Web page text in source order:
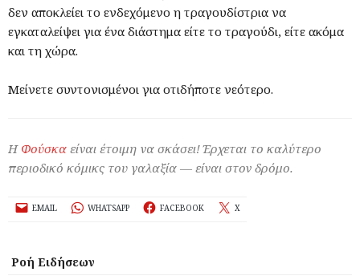
δεν αποκλείει το ενδεχόμενο η τραγουδίστρια να
εγκαταλείψει για ένα διάστημα είτε το τραγούδι, είτε ακόμα
και τη χώρα.
Μείνετε συντονισμένοι για οτιδήποτε νεότερο.
Η Φούσκα είναι έτοιμη να σκάσει! Έρχεται το καλύτερο
περιοδικό κόμικς του γαλαξία — είναι στον δρόμο.
EMAIL WHATSAPP FACEBOOK X
Ροή Ειδήσεων